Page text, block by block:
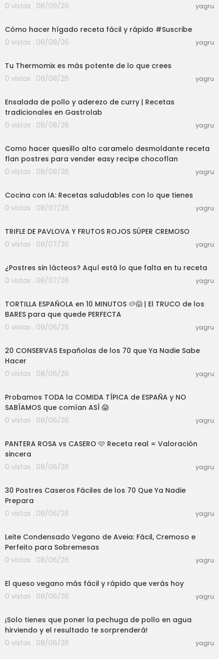
lr: https://www.tumblr.com/blog/elsolnetworktv
s: threads.net/@elsolnetworktvPinterest: https://
www.pinterest.com/elsolnetworktv/
0 vistas . 08/09/26
yagru
Cómo hacer hígado receta fácil y rápido #Suscribe
0 vistas . 08/08/26
yagru
Tu Thermomix es más potente de lo que crees
0 vistas . 08/08/26
yagru
Ensalada de pollo y aderezo de curry | Recetas
tradicionales en Gastrolab
0 vistas . 08/08/26
yagru
Como hacer quesillo alto caramelo desmoldante receta
flan postres para vender easy recipe chocoflan
0 vistas . 08/08/26
yagru
Cocina con IA: Recetas saludables con lo que tienes
0 vistas . 08/07/26
yagru
TRIFLE DE PAVLOVA Y FRUTOS ROJOS SÚPER CREMOSO
0 vistas . 08/07/26
yagru
¿Postres sin lácteos? Aquí está lo que falta en tu receta
0 vistas . 08/07/26
yagru
TORTILLA ESPAÑOLA en 10 MINUTOS 🥔😱 | El TRUCO de los
BARES para que quede PERFECTA
0 vistas . 08/06/26
yagru
20 CONSERVAS Españolas de los 70 que Ya Nadie Sabe
Hacer
0 vistas . 08/06/26
yagru
Probamos TODA la COMIDA TÍPICA de ESPAÑA y NO
SABÍAMOS que comían ASÍ 😱
0 vistas . 08/06/26
yagru
PANTERA ROSA vs CASERO 🩷 Receta real = Valoración
sincera
0 vistas . 08/06/26
yagru
30 Postres Caseros Fáciles de los 70 Que Ya Nadie
Prepara
0 vistas . 08/06/26
yagru
Leite Condensado Vegano de Aveia: Fácil, Cremoso e
Perfeito para Sobremesas
0 vistas . 08/06/26
yagru
El queso vegano más fácil y rápido que verás hoy
0 vistas . 08/06/26
yagru
¡Solo tienes que poner la pechuga de pollo en agua
hirviendo y el resultado te sorprenderá!
0 vistas . 08/06/26
yagru